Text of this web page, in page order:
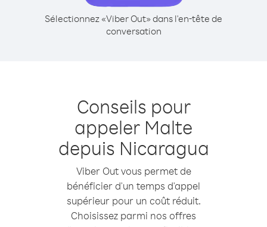
Sélectionnez «Viber Out» dans l'en-tête de
conversation
Conseils pour
appeler Malte
depuis Nicaragua
Viber Out vous permet de
bénéficier d'un temps d'appel
supérieur pour un coût réduit.
Choisissez parmi nos offres